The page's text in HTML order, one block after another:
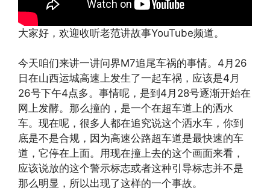
大家好，欢迎收听老范讲故事YouTube频道。
今天咱们来讲一讲问界M7追尾车祸的事情。4月26
日在山西运城高速上发生了一起车祸，应该是4月
26号下午4点多。事情呢，是到4月28号逐渐开始在
网上发酵。那么撞的，是一个在超车道上的洒水
车。现在呢，很多人都在追究说这个洒水车，你到
底是不是合规，因为高速公路超车道是最快速的车
道，它停在上面。用现在撞上去的这个画面来看，
应该说放的这个警示标志或者这种引导标志并不是
那么明显，所以出现了这样的一个事故。